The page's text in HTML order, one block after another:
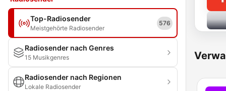
Top-Radiosender
Meistgehörte Radiosender
576
Radiosender nach Genres
15 Musikgenres
Radiosender nach Regionen
Lokale Radiosender